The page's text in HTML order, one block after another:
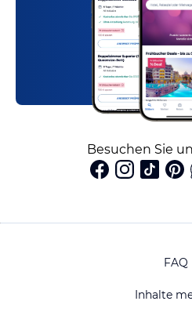
Besuchen Sie
FAQ
Inhalte